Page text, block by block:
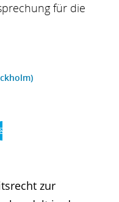
für die
zur